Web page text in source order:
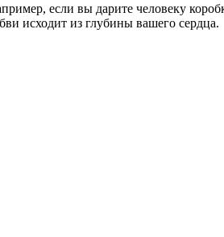
если вы дарите человеку
исходит из глубины вашего сердца.